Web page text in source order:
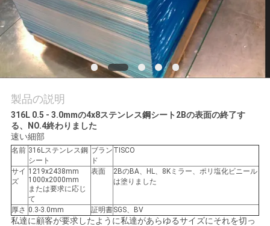
私
達
に
絡
し
な
さ
い
製品の説明
316L 0.5 - 3.0mmの4x8ステンレス鋼シート2Bの表面の終了す
る、NO.4終わりました
速い細部
名前 316Lステンレス鋼
シート
ブラン
ド
TISCO
サイ
ズ
1219x2438mm
1000x2000mm
または要求に応じ
て
表面
2BのBA、HL、8Kミラー、ポリ塩化ビニール
は塗りました
厚さ 0.3-3.0mm 証明書SGS、BV
私達に顧客が要求したように私達があらゆるサイズにそれを切っ